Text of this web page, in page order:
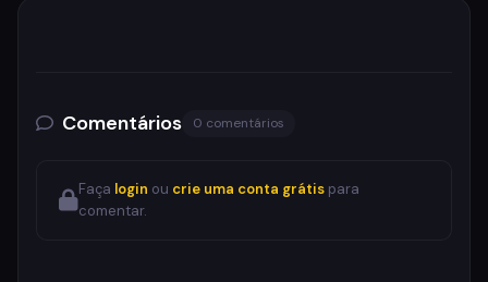
Comentários 0 comentários
Faça login ou crie uma conta grátis para
comentar.